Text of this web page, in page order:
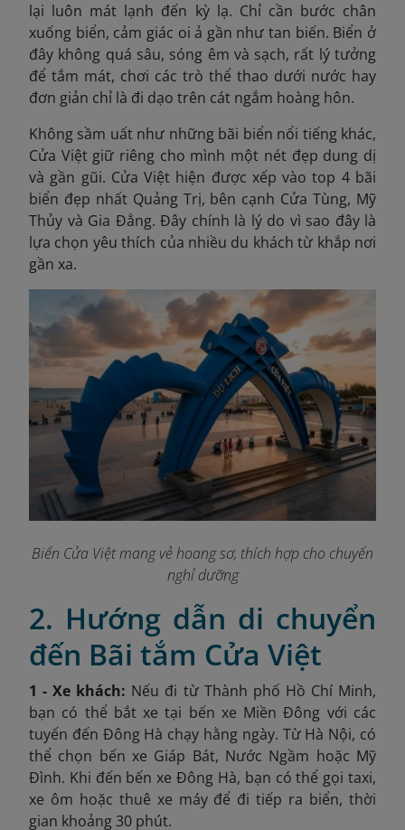
lại luôn mát lạnh đến kỳ lạ. Chỉ cần bước chân
xuống biển, cảm giác oi ả gần như tan biến. Biển ở
đây không quá sâu, sóng êm và sạch, rất lý tưởng
để tắm mát, chơi các trò thể thao dưới nước hay
đơn giản chỉ là đi dạo trên cát ngắm hoàng hôn.
Không sầm uất như những bãi biển nổi tiếng khác,
Cửa Việt giữ riêng cho mình một nét đẹp dung dị
và gần gũi. Cửa Việt hiện được xếp vào top 4 bãi
biển đẹp nhất Quảng Trị, bên cạnh Cửa Tùng, Mỹ
Thủy và Gia Đẳng. Đây chính là lý do vì sao đây là
lựa chọn yêu thích của nhiều du khách từ khắp nơi
gần xa.
Biển Cửa Việt mang vẻ hoang sơ, thích hợp cho chuyến
nghỉ dưỡng
2. Hướng dẫn di chuyển
đến Bãi tắm Cửa Việt
1 - Xe khách: Nếu đi từ Thành phố Hồ Chí Minh,
bạn có thể bắt xe tại bến xe Miền Đông với các
tuyến đến Đông Hà chạy hằng ngày. Từ Hà Nội, có
thể chọn bến xe Giáp Bát, Nước Ngầm hoặc Mỹ
Đình. Khi đến bến xe Đông Hà, bạn có thể gọi taxi,
xe ôm hoặc thuê xe máy để đi tiếp ra biển, thời
gian khoảng 30 phút.